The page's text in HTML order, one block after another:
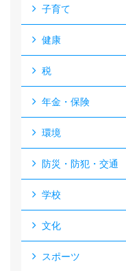
子育て
健康
税
年金・保険
環境
防災・防犯・交通
学校
文化
スポーツ